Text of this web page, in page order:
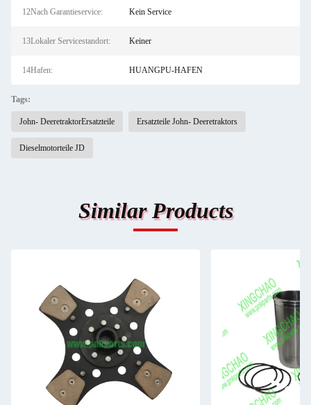
12Nach Garantieservice: Kein Service
13Lokaler Servicestandort: Keiner
14Hafen: HUANGPU-HAFEN
Tags:
John- DeeretraktorErsatzteile Ersatzteile John- Deeretraktors
Dieselmotorteile JD
Similar Products